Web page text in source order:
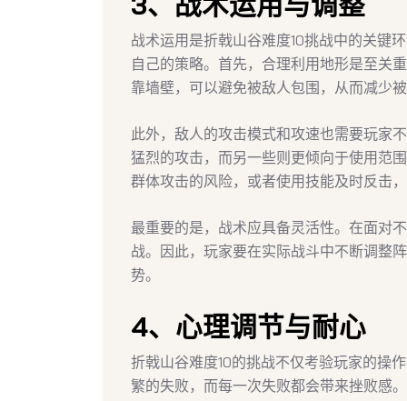
战术运用是折戟山谷难度10挑战中的关键
自己的策略。首先，合理利用地形是至关
靠墙壁，可以避免被敌人包围，从而减少
此外，敌人的攻击模式和攻速也需要玩家
猛烈的攻击，而另一些则更倾向于使用范
群体攻击的风险，或者使用技能及时反击
最重要的是，战术应具备灵活性。在面对
战。因此，玩家要在实际战斗中不断调整
势。
4、心理调节与耐心
折戟山谷难度10的挑战不仅考验玩家的操
繁的失败，而每一次失败都会带来挫败感